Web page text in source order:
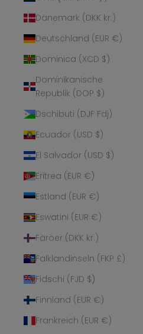
Dänemark (DKK kr.)
Deutschland (EUR €)
Dominica (XCD $)
Dominikanische
Republik (DOP $)
Dschibuti (DJF Fdj)
Ecuador (USD $)
El Salvador (USD $)
Eritrea (EUR €)
Estland (EUR €)
Eswatini (EUR €)
Färöer (DKK kr.)
Falklandinseln (FKP £)
Fidschi (FJD $)
Finnland (EUR €)
Frankreich (EUR €)